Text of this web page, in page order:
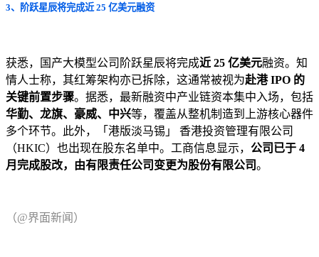
3、阶跃星辰将完成近 25 亿美元融资
获悉，国产大模型公司阶跃星辰将完成近 25 亿美元融资。知
情人士称，其红筹架构亦已拆除，这通常被视为赴港 IPO 的
关键前置步骤。据悉，最新融资中产业链资本集中入场，包括
华勤、龙旗、豪威、中兴等，覆盖从整机制造到上游核心器件
多个环节。此外，「港版淡马锡」 香港投资管理有限公司
（HKIC）也出现在股东名单中。工商信息显示， 公司已于 4
月完成股改，由有限责任公司变更为股份有限公司。
（@界面新闻）